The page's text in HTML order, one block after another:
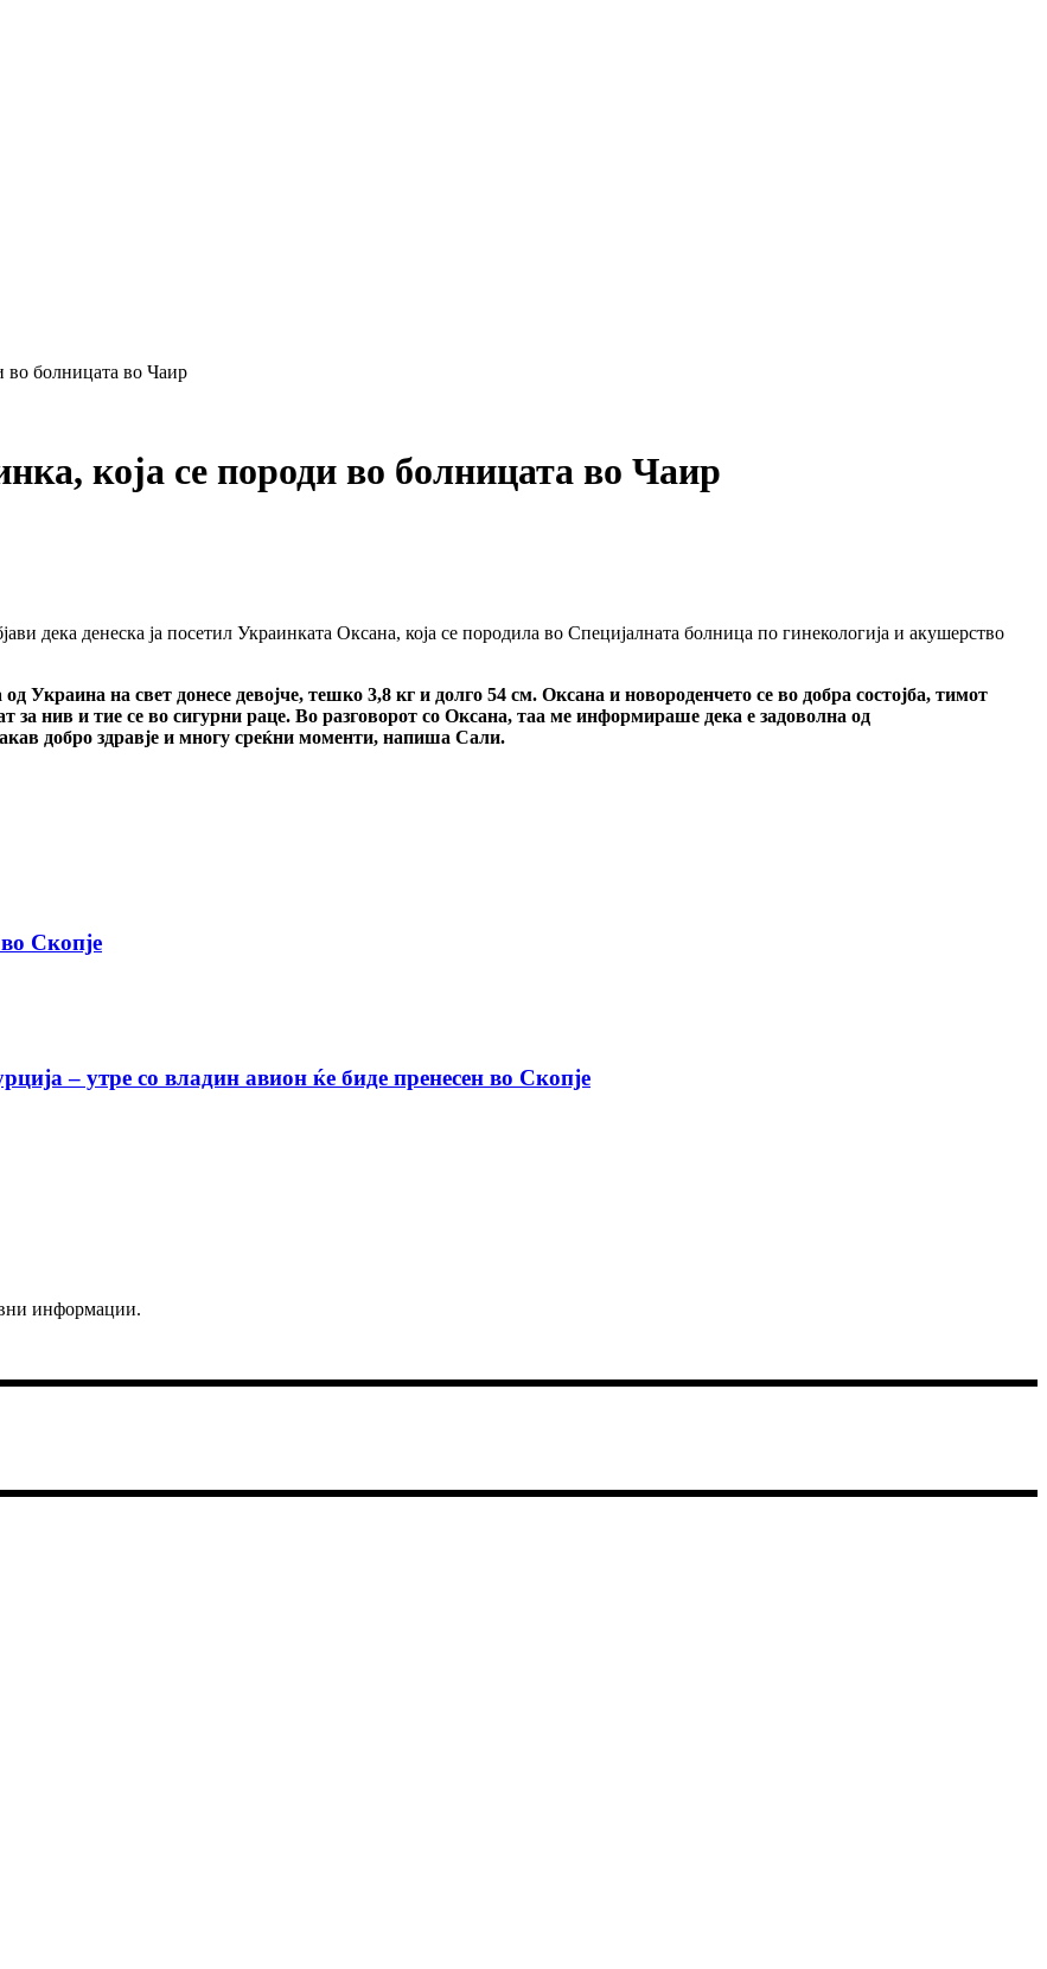
во болницата во Чаир
која се породи во болницата во Чаир
дека денеска ја посетил Украинката Оксана, која се породила во Специјалната болница по гинекологија и акушерство
Украина на свет донесе девојче, тешко 3,8 кг и долго 54 см. Оксана и новороденчето се во добра состојба, тимот
за нив и тие се во сигурни раце. Во разговорот со Оксана, таа ме информираше дека е задоволна од
добро здравје и многу среќни моменти, напиша Сали.
Скопје
– утре со владин авион ќе биде пренесен во Скопје
информации.